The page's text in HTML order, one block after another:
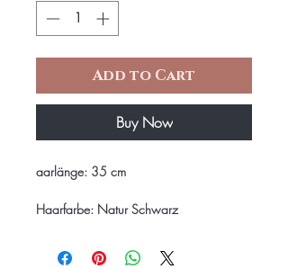
Add to Cart
Buy Now
aarlänge: 35 cm
Haarfarbe: Natur Schwarz
Haarstruktur: Leicht Gewellt